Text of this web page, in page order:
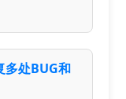
多处BUG和